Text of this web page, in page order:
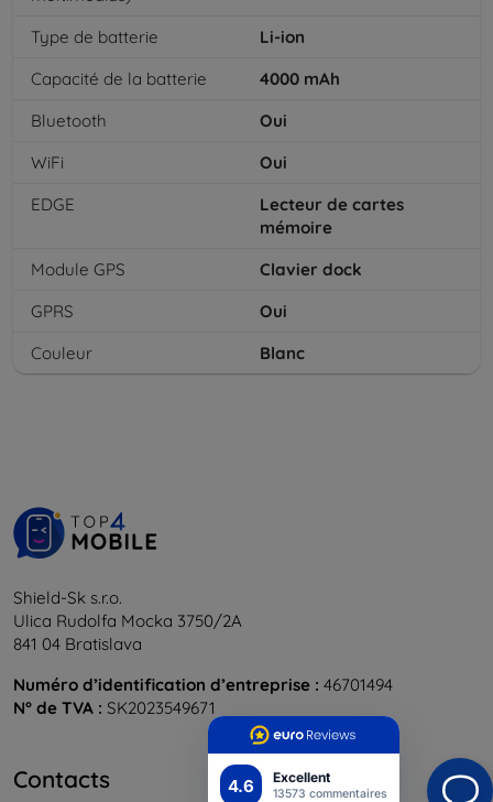
4.6 Excellent
13573 commentaires
Type de batterie
Li-ion
Capacité de la batterie
4000 mAh
Bluetooth
Oui
WiFi
Oui
EDGE
Lecteur de cartes
mémoire
Module GPS
Clavier dock
GPRS
Oui
Couleur
Blanc
Shield-Sk s.r.o.
Ulica Rudolfa Mocka 3750/2A
841 04 Bratislava
Numéro d’identification d’entreprise : 46701494
N° de TVA : SK2023549671
Contacts